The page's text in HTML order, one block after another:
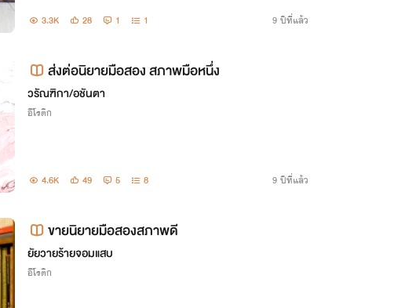
3.3K 28 1 1 9 ปีที่แล้ว
ส่งต่อนิยายมือสอง สภาพมือหนึ่ง
วรัณฑิกา/อชันตา
อีโรติก
4.6K 49 5 8 9 ปีที่แล้ว
ขายนิยายมือสองสภาพดี
ยัยวายร้ายจอมแสบ
อีโรติก